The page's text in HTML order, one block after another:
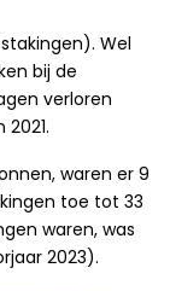
Wel
bij de
verloren
2021.
waren er 9
toe tot 33
waren, was
2023).